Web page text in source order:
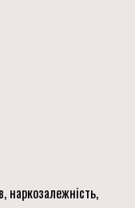
наркозалежність,